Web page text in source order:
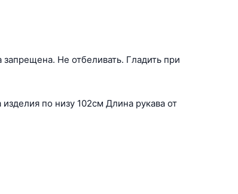
Не отбеливать. Гладить при
по низу 102см Длина рукава от